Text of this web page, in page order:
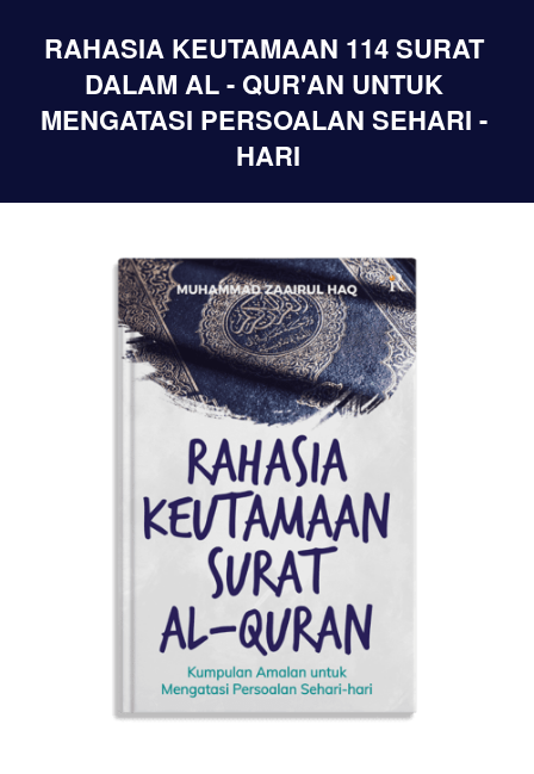
RAHASIA KEUTAMAAN 114 SURAT
DALAM AL - QUR'AN UNTUK
MENGATASI PERSOALAN SEHARI -
HARI